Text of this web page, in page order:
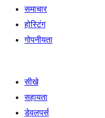
समाचार
होस्टिंग
गोपनीयता
सीखे
सहायता
डेवलपर्स